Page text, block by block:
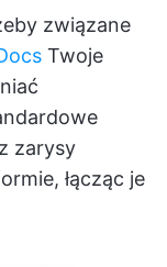
związane
Twoje
zarysy
łącząc je